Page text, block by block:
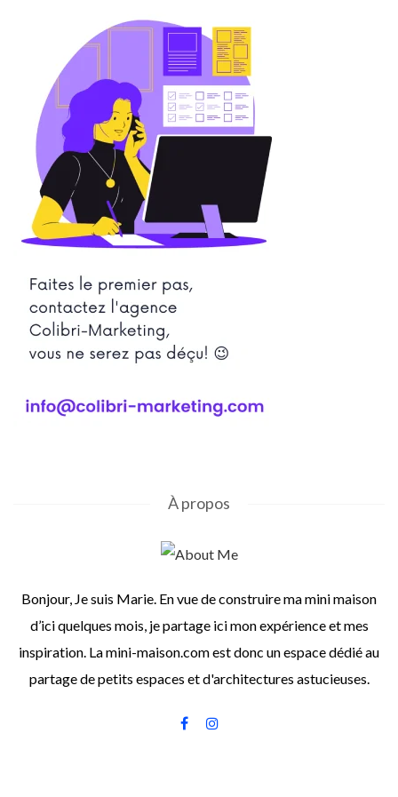
À propos
Bonjour, Je suis Marie. En vue de construire ma mini maison
d’ici quelques mois, je partage ici mon expérience et mes
inspiration. La mini-maison.com est donc un espace dédié au
partage de petits espaces et d'architectures astucieuses.